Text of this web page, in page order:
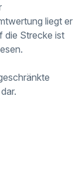
liegt er
die Strecke ist